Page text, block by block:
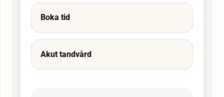
Boka tid
Akut tandvård